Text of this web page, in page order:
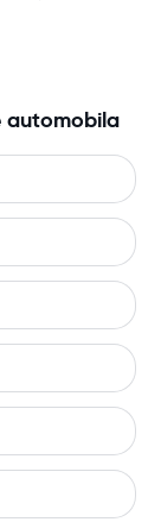
automobila